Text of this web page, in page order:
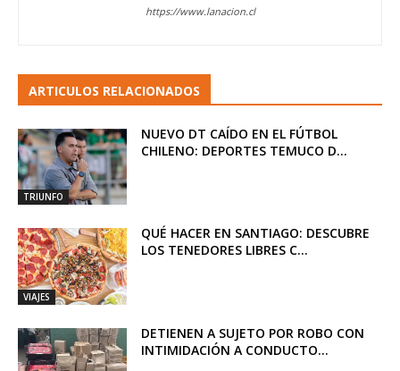
https://www.lanacion.cl
ARTICULOS RELACIONADOS
TRIUNFO
NUEVO DT CAÍDO EN EL FÚTBOL
CHILENO: DEPORTES TEMUCO D...
VIAJES
QUÉ HACER EN SANTIAGO: DESCUBRE
LOS TENEDORES LIBRES C...
DETIENEN A SUJETO POR ROBO CON
INTIMIDACIÓN A CONDUCTO...